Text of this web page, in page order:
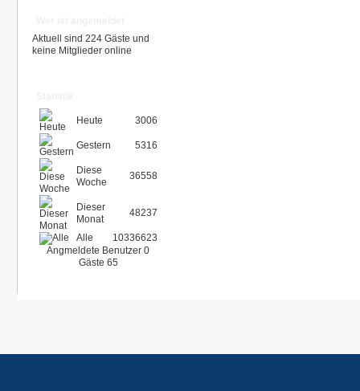
Aktuell sind 224 Gäste und
keine Mitglieder online
Heute 3006
Gestern 5316
Diese
Woche
36558
Dieser
Monat
48237
Alle
10336623
Angmeldete Benutzer 0
Gäste 65